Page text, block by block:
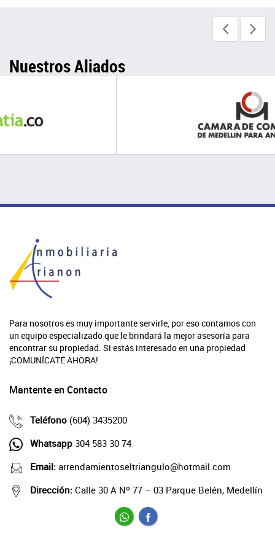
Nuestros Aliados
Para nosotros es muy importante servirle, por eso contamos con
un equipo especializado que le brindará la mejor asesoría para
encontrar su propiedad. Si estás interesado en una propiedad
¡COMUNÍCATE AHORA!
Mantente en Contacto
Teléfono (604) 3435200
Whatsapp 304 583 30 74
Email: arrendamientoseltriangulo@hotmail.com
Dirección: Calle 30 A Nº 77 – 03 Parque Belén, Medellín